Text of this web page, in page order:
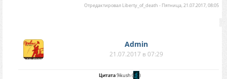
Отредактировал Liberty_of_death - Пятница, 21.07.2017, 08:05
Аdmin
21.07.2017 в 07:29
Цитата9ikush ( )